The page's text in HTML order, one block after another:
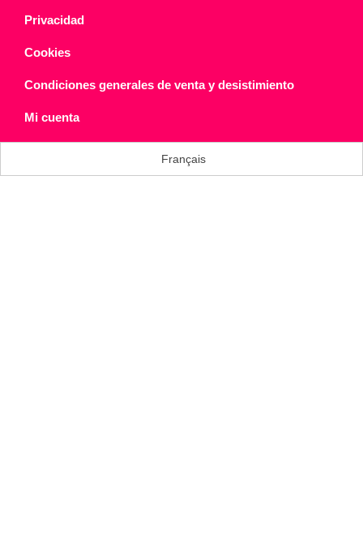
Privacidad
Cookies
Condiciones generales de venta y desistimiento
Mi cuenta
Français